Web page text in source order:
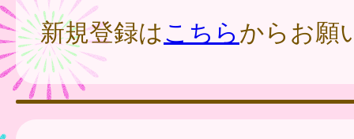
新規登録はこちらからお願